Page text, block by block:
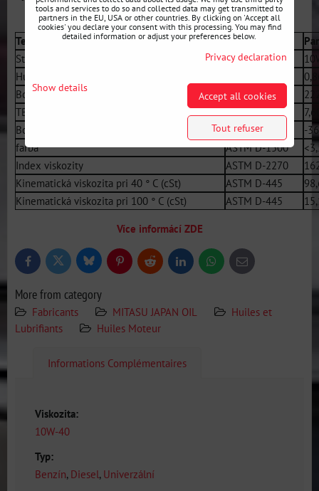
Technické vlastnosti Normy kvality
Stupeň viskozity SAE
SAE J300
Hustota pri 15 ° C
Bod vzplanutia, ° C
ASTM D-92
TBN (mg KOH / g)
ASTM D-2896
Bod tuhnutia, ° C
ASTM D-97
-36
farba
ASTM D-1500
Index viskozity
ASTM D-2270
Kinematická viskozita pri 40 ° C (cSt)
ASTM D-445
Kinematická viskozita pri 100 ° C (cSt)
ASTM D-445
Více informácí ZDE
FacebookTwitter BlueskyPinterestReddit LinkedInWhatsApp
E-
mail
More from category
Fabricants MITASU JAPAN OIL
Huiles et
Lubrifiants
Huiles Moteur
Informations Complémentaires
Viskozita:
10W-40
Typ:
Benzín, Diesel, Univerzální
tools and services to do so and collected data may get transmitted to
partners in the EU, USA or other countries. By clicking on 'Accept all
cookies' you declare your consent with this processing. You may find
detailed information or adjust your preferences below.
Privacy declaration
Show details
Accept all cookies
Tout refuser